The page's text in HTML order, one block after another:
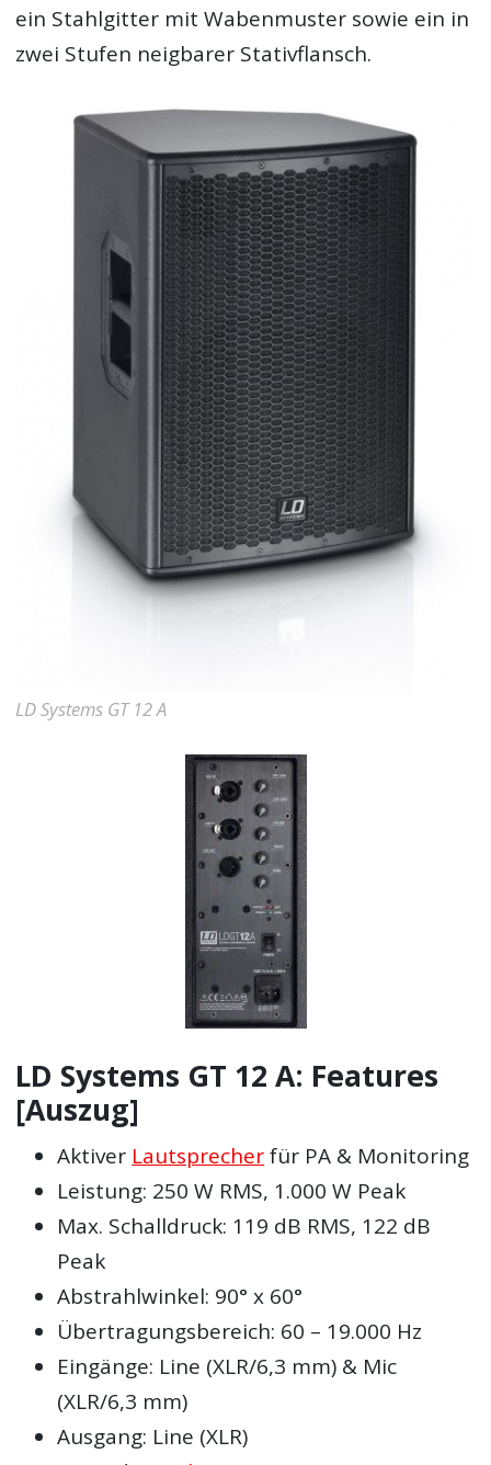
ein Stahlgitter mit Wabenmuster sowie ein in
zwei Stufen neigbarer Stativflansch.
LD Systems GT 12 A
LD Systems GT 12 A: Features
[Auszug]
Aktiver Lautsprecherfür PA & Monitoring
Leistung: 250 W RMS, 1.000 W Peak
Max. Schalldruck: 119 dB RMS, 122 dB
Peak
Abstrahlwinkel: 90° x 60°
Übertragungsbereich: 60 – 19.000 Hz
Eingänge: Line (XLR/6,3 mm) & Mic
(XLR/6,3 mm)
Ausgang: Line (XLR)